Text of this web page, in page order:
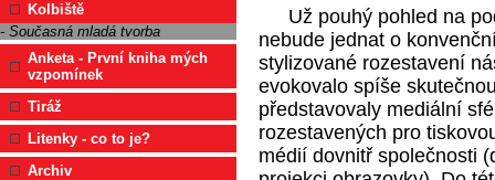
Kolbiště
- Současná mladá tvorba
Anketa - První kniha mých
vzpomínek
Tiráž
Litenky - co to je?
Archiv
Už pouhý pohled na
nebude jednat o
stylizované rozestavení
evokovalo spíše
představovaly mediální
rozestavených pro
médií dovnitř společnosti